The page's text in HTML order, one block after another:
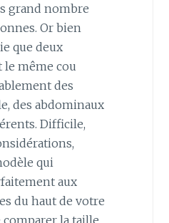
grand nombre
Or bien
que deux
le même cou
des
des abdominaux
Difficile,
qui
aux
du haut de votre
la taille